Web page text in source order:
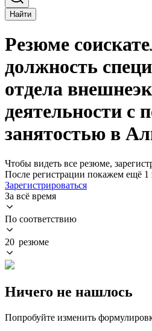
Найти
Резюме
должность
отдела
деятельности с
занятостью в
Чтобы видеть все резюме,
После регистрации покажем ещё 1
Зарегистрироваться
За всё время
По соответствию
20 резюме
Ничего не нашлось
Попробуйте изменить